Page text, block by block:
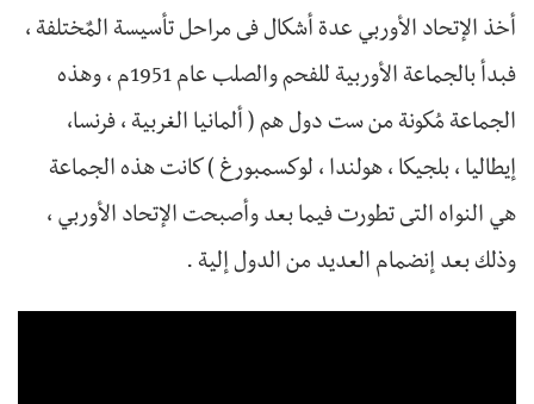
أخذ الإتحاد الأوربي عدة أشكال فى مراحل تأسيسة المٌختلفة ،
فبدأ بالجماعة الأوربية للفحم والصلب عام 1951م ، وهذه
الجماعة مُكونة من ست دول هم ( ألمانيا الغربية ، فرنسا،
إيطاليا ، بلجيكا ، هولندا ، لوكسمبورغ ) كانت هذه الجماعة
هي النواه التى تطورت فيما بعد وأصبحت الإتحاد الأوربي ،
وذلك بعد إنضمام العديد من الدول إلية .